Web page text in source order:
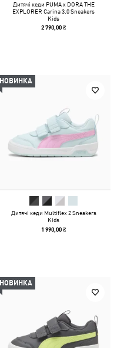
Дитячі кеди PUMA x DORA THE
EXPLORER Carina 3.0 Sneakers
Kids
2 790,00 ₴
НОВИНКА
Дитячі кеди Multiflex 2 Sneakers
Kids
1 990,00 ₴
НОВИНКА